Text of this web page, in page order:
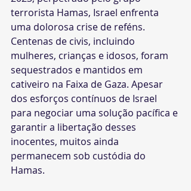
terrorista Hamas, Israel enfrenta
uma dolorosa crise de reféns.
Centenas de civis, incluindo
mulheres, crianças e idosos, foram
sequestrados e mantidos em
cativeiro na Faixa de Gaza. Apesar
dos esforços contínuos de Israel
para negociar uma solução pacífica e
garantir a libertação desses
inocentes, muitos ainda
permanecem sob custódia do
Hamas.